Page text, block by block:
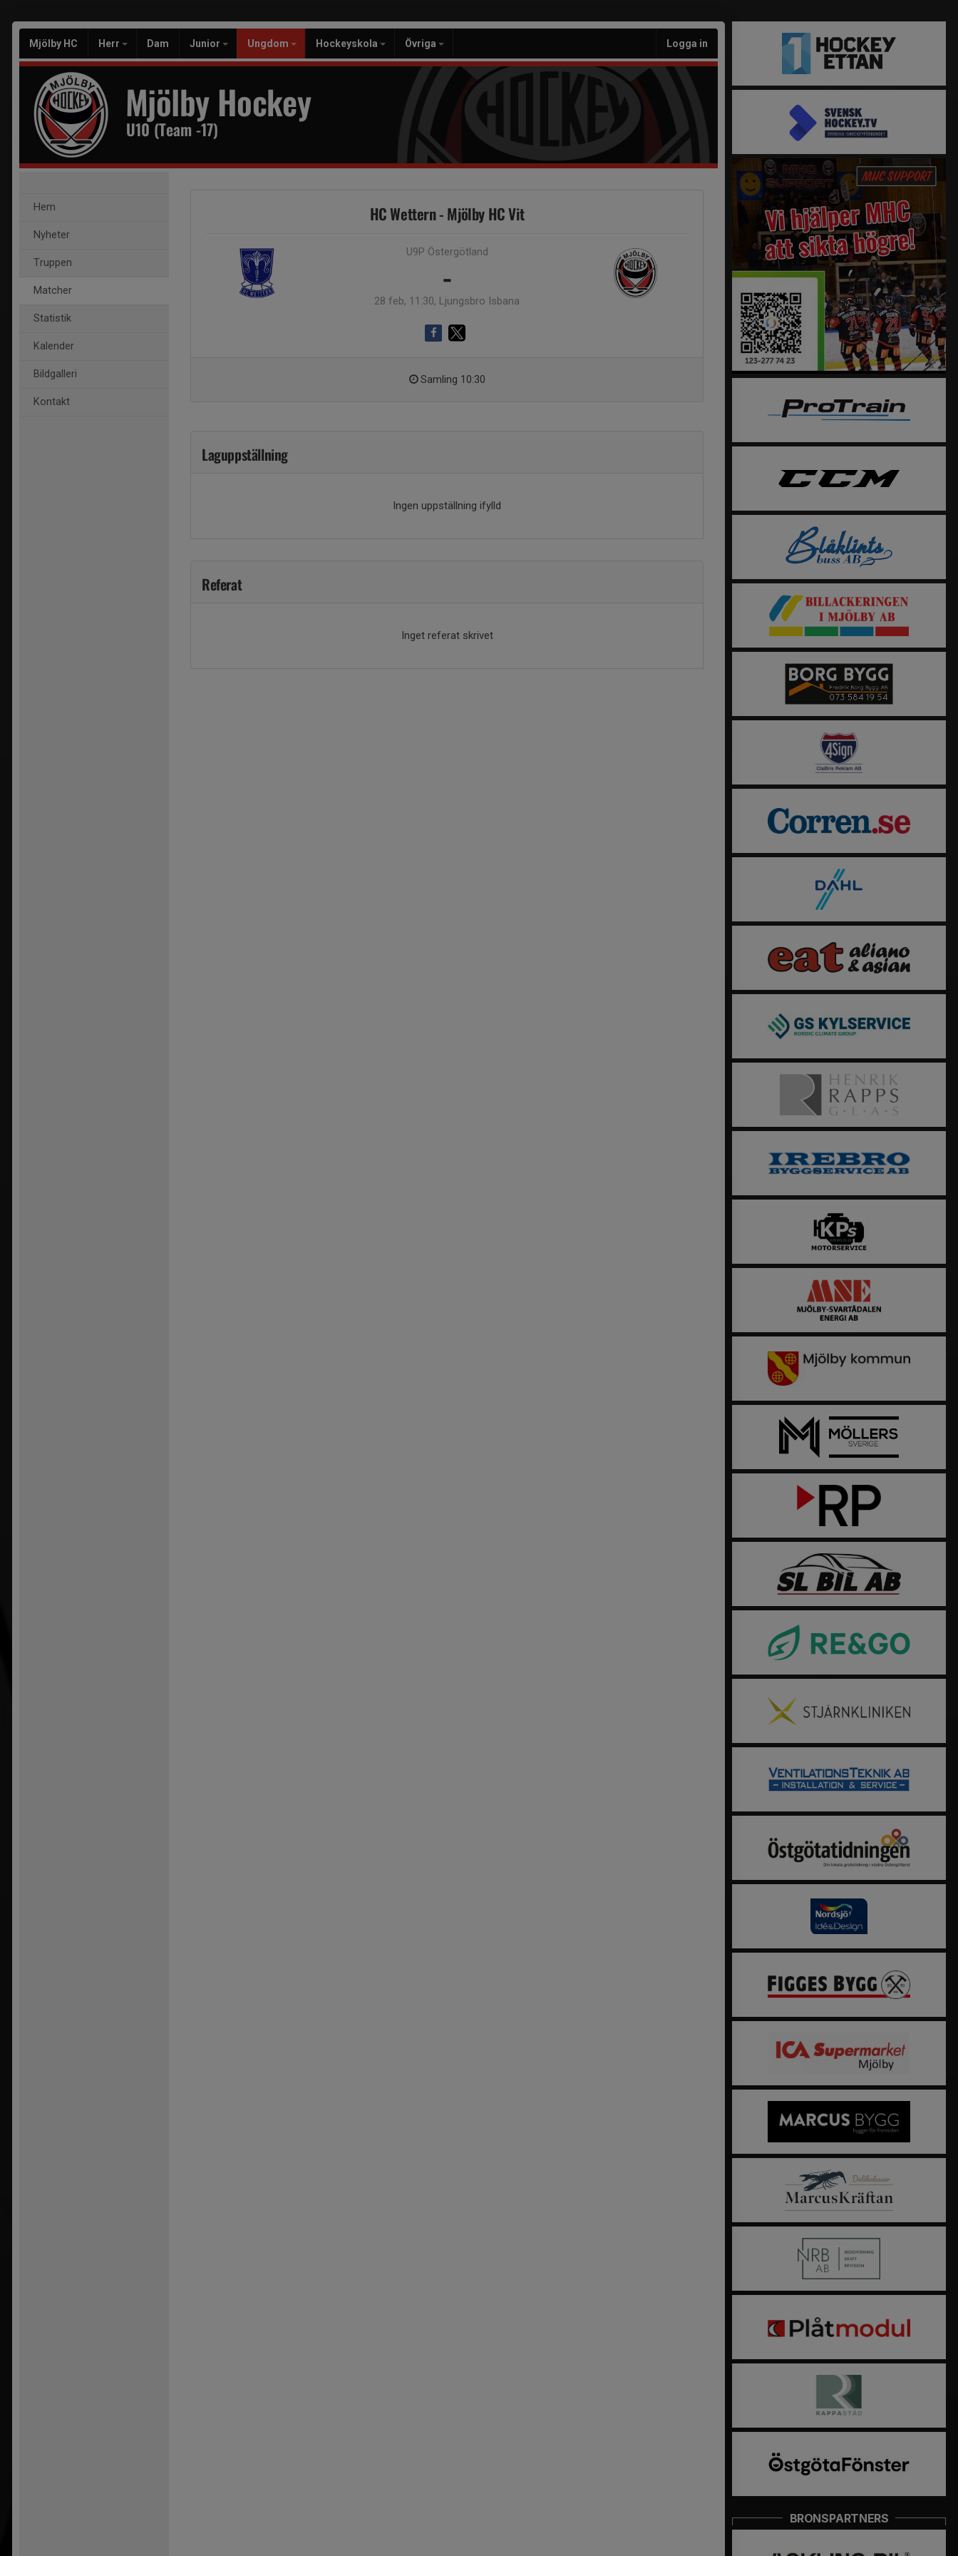
Mjölby HC Herr Dam Junior Ungdom Hockeyskola Övriga Logga in
Mjölby Hockey
U10 (Team -17)
Hem
Nyheter
Truppen
Matcher
Statistik
Kalender
Bildgalleri
Kontakt
HC Wettern - Mjölby HC Vit
U9P Östergötland
-
28 feb, 11:30, Ljungsbro Isbana
Samling 10:30
Laguppställning
Ingen uppställning ifylld
Referat
Inget referat skrivet
BRONSPARTNERS